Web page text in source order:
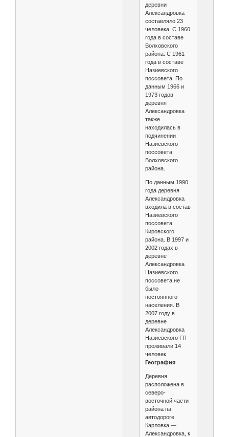
деревни
Александровка
составляло 23
человека. С 1960
года в составе
Волховского
района. С 1961
года в составе
Назиевского
поссовета. По
данным 1966 и
1973 годов
деревня
Александровка
также
находилась в
подчинении
Назиевского
поссовета
Волховского
района.
По данным 1990
года деревня
Александровка
входила в состав
Назиевского
поссовета
Кировского
района. В 1997 и
2002 годах в
деревне
Александровка
Назиевского
поссовета не
было
постоянного
населения. В
2007 году в
деревне
Александровка
Назиевского ГП
проживали 14
человек.
География
Деревня
расположена в
северо-
восточной части
района на
автодороге
Карловка —
Александровка, к